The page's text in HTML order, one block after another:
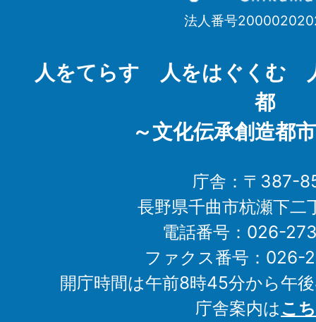
Chikuma
法人番号
人をてらす 人をはぐくむ
都
～文化伝承創造都
庁舎：〒387-
長野県千曲市杭瀬下二
電話番号：026-
ファクス番号：026-
開庁時間は午前8時45分から午
庁舎案内はこ